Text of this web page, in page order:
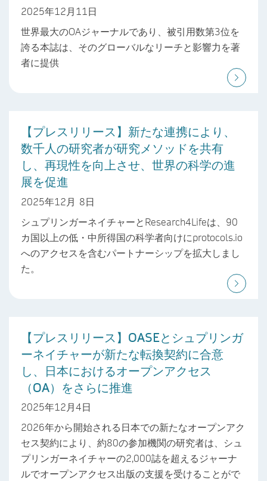
2025年12月11日
世界最大のOAジャーナルであり、被引用数第3位を
誇る本誌は、そのグローバルなリーチと影響力を著
者に提供
【プレスリリース】新たな連携により、
数千人の研究者が研究メソッドを共有
し、再現性を向上させ、世界の科学の進
展を促進
2025年12月 8日
シュプリンガーネイチャーとResearch4Lifeは、90
カ国以上の低・中所得国の科学者向けにprotocols.io
へのアクセスを含むパートナーシップを拡大しまし
た。
【プレスリリース】OASEとシュプリンガ
ーネイチャーが新たな転換契約に合意
し、日本におけるオープンアクセス
（OA）をさらに推進
2025年12月4日
2026年から開始される日本での新たなオープンアク
セス契約により、約80の参加機関の研究者は、シュ
プリンガーネイチャーの2,000誌を超えるジャーナ
ルでオープンアクセス出版の支援を受けることがで